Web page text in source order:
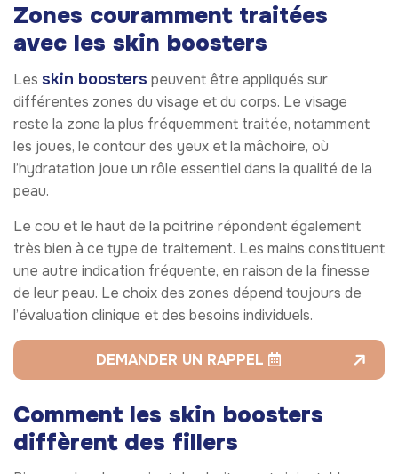
Zones couramment traitées
avec les skin boosters
Les skin boosters peuvent être appliqués sur
différentes zones du visage et du corps. Le visage
reste la zone la plus fréquemment traitée, notamment
les joues, le contour des yeux et la mâchoire, où
l’hydratation joue un rôle essentiel dans la qualité de la
peau.
Le cou et le haut de la poitrine répondent également
très bien à ce type de traitement. Les mains constituent
une autre indication fréquente, en raison de la finesse
de leur peau. Le choix des zones dépend toujours de
l’évaluation clinique et des besoins individuels.
DEMANDER UN RAPPEL
Comment les skin boosters
diffèrent des fillers